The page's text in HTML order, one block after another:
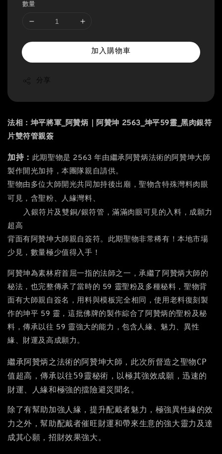
數量
加入購物車
分享
法相：坤平將軍_阿贊炳｜阿贊坤 2563_坤平59靈_黑肉銀符
片雙符管親簽
加持： 此期聖物是 2563 年由繼承阿贊炳法術的阿贊坤大師
製作開光加持，本團隊親自請供。
聖物由多位大師開光共同加持後出廟，聖物含特殊灣料肉眼
可見，含聖粉、人緣灣料、
入銀符片及雙銅/銀符管，滿滿肉眼可見的入料，成願力
超高
背面有阿贊坤大師親自簽符。此期聖物非常稀有！本地市場
少見，數量極少值得入手！
阿贊坤為素林府首屈一指的法師之一，承繼了阿贊炳大師的
秘法，也完整傳承了當時的 59 靈聖粉及多種秘料，聖物背
面有大師親自簽名，用料與模板完全相同，使用老料復刻製
作的坤平 59 靈，這批佛牌的製作綜合了阿贊炳的聖粉及秘
料，傳承以往 59 靈強大的能力，包含人緣、魅力、異性
緣、財運及高成願力。
繼承阿贊炳之法術的阿贊坤大師，此次所督造之聖物CP
值超高，傳承以往59靈秘術，以極其強效成願，迅速的
財運、人緣和極強的擋險避災聞名。
除了有幫助加強人緣，提升配戴者魅力，極強異性緣的效
力之外，幫助配戴者催旺財運和帶來生意的強大靈力及達
成其心願，招財效果強大。